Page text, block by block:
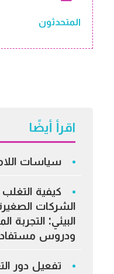
المتحدثون
اقرأ أيضًا
سياسات
كيفية
الشركات
البيئي:
ودروس مستفادة
تفعيل دور